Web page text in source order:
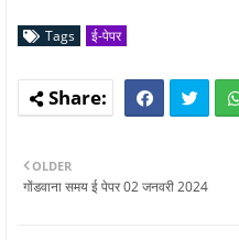
Tags ई-पेपर
OLDER
गोंडवाना समय ई पेपर 02 जनवरी 2024